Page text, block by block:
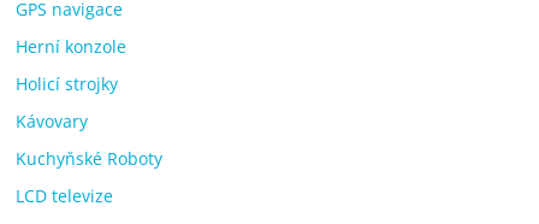
GPS navigace
Herní konzole
Holicí strojky
Kávovary
Kuchyňské Roboty
LCD televize